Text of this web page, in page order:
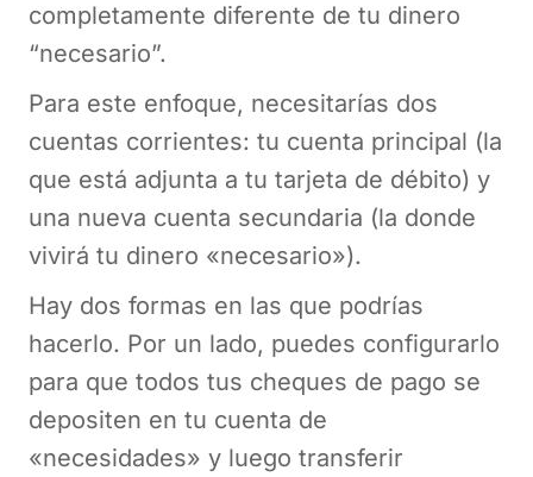
completamente diferente de tu dinero
“necesario”.
Para este enfoque, necesitarías dos
cuentas corrientes: tu cuenta principal (la
que está adjunta a tu tarjeta de débito) y
una nueva cuenta secundaria (la donde
vivirá tu dinero «necesario»).
Hay dos formas en las que podrías
hacerlo. Por un lado, puedes configurarlo
para que todos tus cheques de pago se
depositen en tu cuenta de
«necesidades» y luego transferir